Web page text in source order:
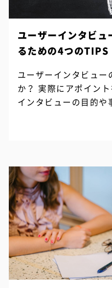
ユーザーインタビュ
るための4つのTIPS
ユーザーインタビュー
か？ 実際にアポイン
インタビューの目的や